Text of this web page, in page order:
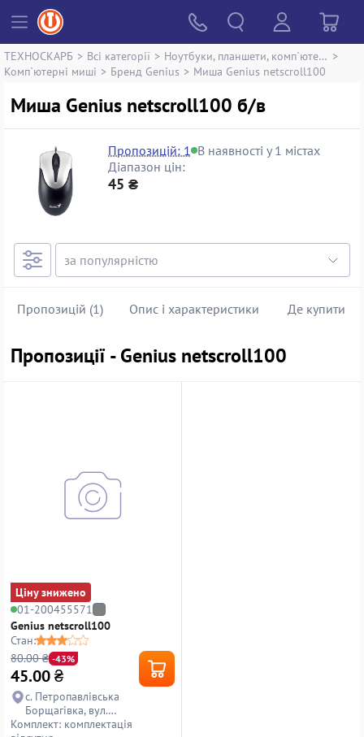
ТЕХНОСКАРБ > Всі категорії > Ноутбуки, планшети, комп`ютери >
Комп`ютерні миші > Бренд Genius > Миша Genius netscroll100
Миша Genius netscroll100 б/в
Пропозицій: 1 В наявності у 1 містах
Діапазон цін:
45 ₴
Пропозицій (1) Опис і характеристики Де купити
Пропозиції - Genius netscroll100
Ціну знижено
01-200455571
Genius netscroll100
Стан:
80.00 ₴ -43%
45.00₴
с. Петропавлівська
Борщагівка, вул.
Петропавлівська, 14
Комплект: комплектація